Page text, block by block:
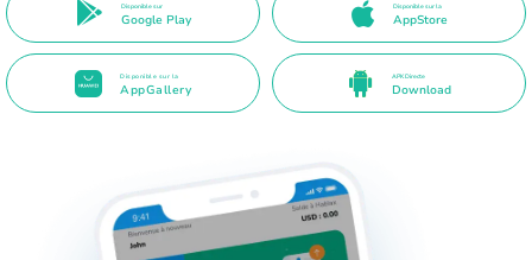
Disponible sur
Google Play
Disponible sur la
AppStore
Disponible sur la
AppGallery
APK Directe
Download